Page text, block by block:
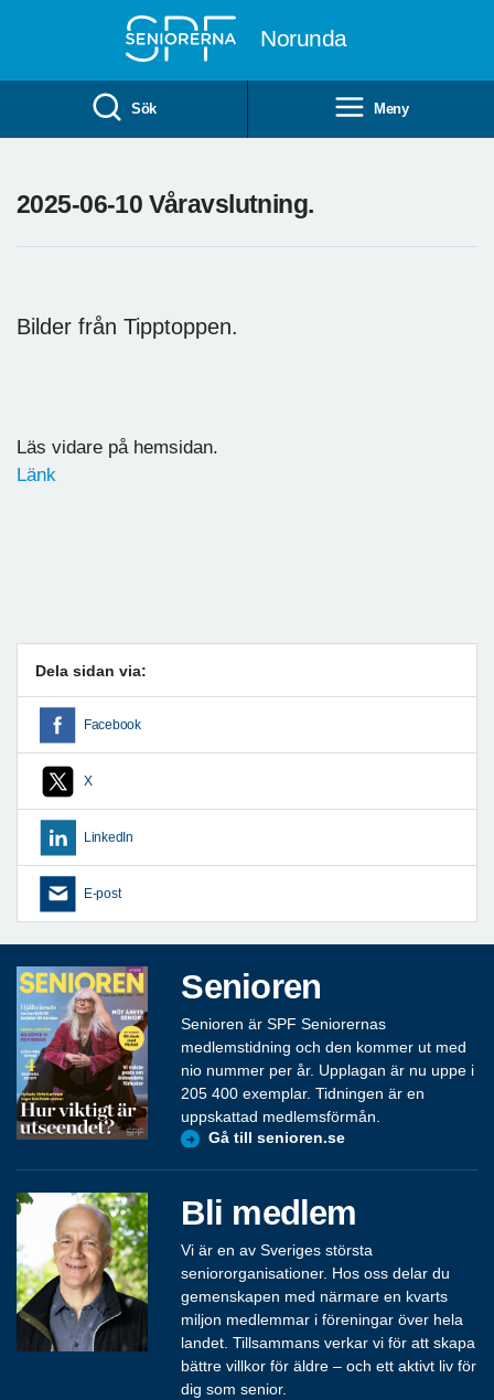
Norunda
Sök Meny
2025-06-10 Våravslutning.
Bilder från Tipptoppen.
Läs vidare på hemsidan.
Länk
Dela sidan via:
Facebook
X
LinkedIn
E-post
Senioren
Senioren är SPF Seniorernas
medlemstidning och den kommer ut med
nio nummer per år. Upplagan är nu uppe i
205 400 exemplar. Tidningen är en
uppskattad medlemsförmån.
Gå till senioren.se
Bli medlem
Vi är en av Sveriges största
seniororganisationer. Hos oss delar du
gemenskapen med närmare en kvarts
miljon medlemmar i föreningar över hela
landet. Tillsammans verkar vi för att skapa
bättre villkor för äldre – och ett aktivt liv för
dig som senior.